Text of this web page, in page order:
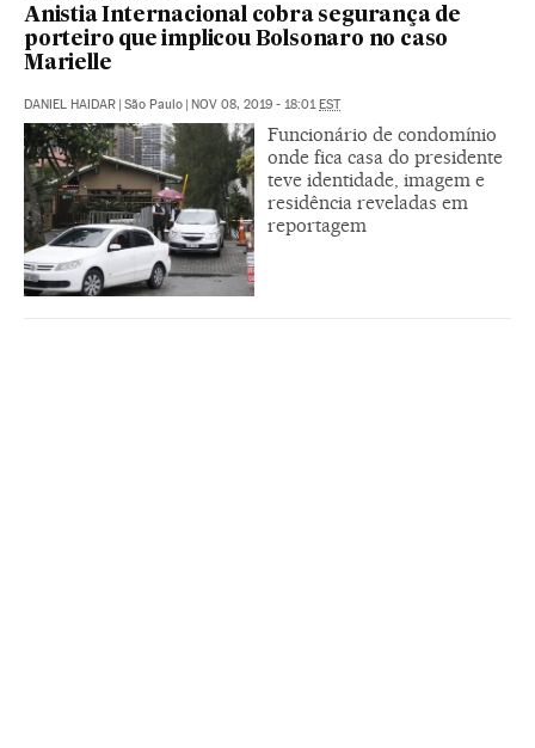
Anistia Internacional cobra segurança de
porteiro que implicou Bolsonaro no caso
Marielle
DANIEL HAIDAR | São Paulo | NOV 08, 2019 - 18:01EST
Funcionário de condomínio
onde fica casa do presidente
teve identidade, imagem e
residência reveladas em
reportagem